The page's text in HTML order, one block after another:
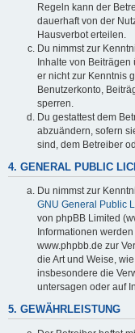
Regeln kann der
dauerhaft von der
Hausverbot erteilen.
Du nimmst zur
Inhalte von Beiträgen
er nicht zur Kenntnis
Benutzerkonto,
sperren.
Du gestattest dem
abzuändern, sofern
sind, dem Betreiber
4. GENERAL PUBLIC
Du nimmst zur
GNU General Public
von phpBB Limited
Informationen
www.phpbb.de zur
die Art und Weise,
insbesondere die
untersagen oder auf
5. GEWÄHRLEISTUNG